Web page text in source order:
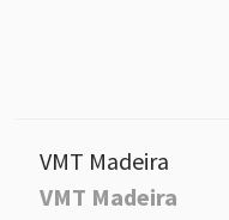
VMT Madeira
VMT Madeira